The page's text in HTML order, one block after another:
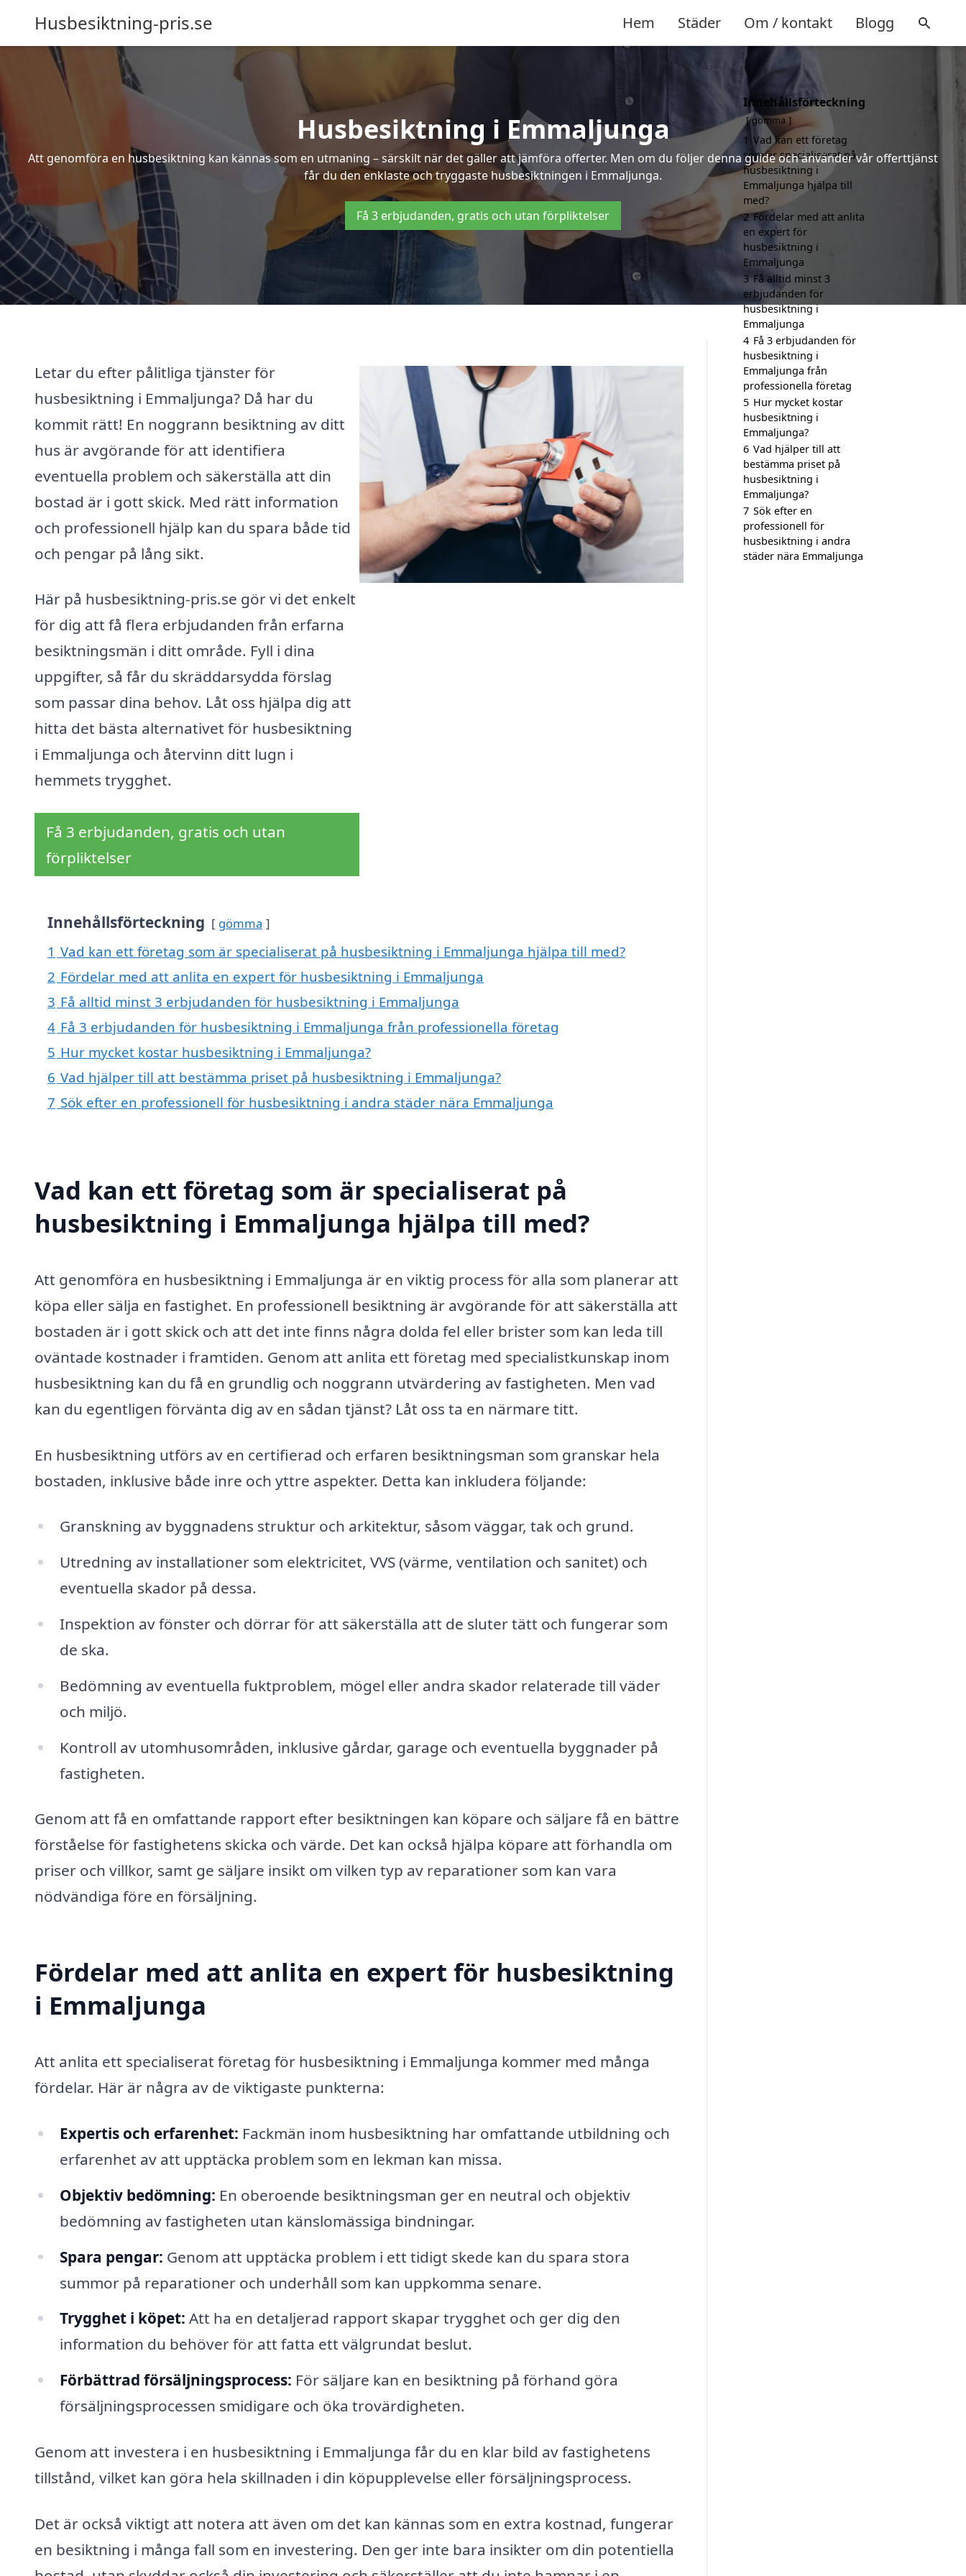
Husbesiktning-pris.se Hem Städer Om / kontakt Blogg
Husbesiktning i Emmaljunga
Att genomföra en husbesiktning kan kännas som en utmaning – särskilt när det gäller att jämföra offerter. Men om du följer denna guide och använder vår offerttjänst
får du den enklaste och tryggaste husbesiktningen i Emmaljunga.
Få 3 erbjudanden, gratis och utan förpliktelser
Letar du efter pålitliga tjänster för
husbesiktning i Emmaljunga? Då har du
kommit rätt! En noggrann besiktning av ditt
hus är avgörande för att identifiera
eventuella problem och säkerställa att din
bostad är i gott skick. Med rätt information
och professionell hjälp kan du spara både tid
och pengar på lång sikt.
Här på husbesiktning-pris.se gör vi det enkelt
för dig att få flera erbjudanden från erfarna
besiktningsmän i ditt område. Fyll i dina
uppgifter, så får du skräddarsydda förslag
som passar dina behov. Låt oss hjälpa dig att
hitta det bästa alternativet för husbesiktning
i Emmaljunga och återvinn ditt lugn i
hemmets trygghet.
Få 3 erbjudanden, gratis och utan
förpliktelser
Innehållsförteckning gömma
1 Vad kan ett företag som är specialiserat på husbesiktning i Emmaljunga hjälpa till med?
2 Fördelar med att anlita en expert för husbesiktning i Emmaljunga
3 Få alltid minst 3 erbjudanden för husbesiktning i Emmaljunga
4 Få 3 erbjudanden för husbesiktning i Emmaljunga från professionella företag
5 Hur mycket kostar husbesiktning i Emmaljunga?
6 Vad hjälper till att bestämma priset på husbesiktning i Emmaljunga?
7 Sök efter en professionell för husbesiktning i andra städer nära Emmaljunga
Vad kan ett företag som är specialiserat på
husbesiktning i Emmaljunga hjälpa till med?
Att genomföra en husbesiktning i Emmaljunga är en viktig process för alla som planerar att
köpa eller sälja en fastighet. En professionell besiktning är avgörande för att säkerställa att
bostaden är i gott skick och att det inte finns några dolda fel eller brister som kan leda till
oväntade kostnader i framtiden. Genom att anlita ett företag med specialistkunskap inom
husbesiktning kan du få en grundlig och noggrann utvärdering av fastigheten. Men vad
kan du egentligen förvänta dig av en sådan tjänst? Låt oss ta en närmare titt.
En husbesiktning utförs av en certifierad och erfaren besiktningsman som granskar hela
bostaden, inklusive både inre och yttre aspekter. Detta kan inkludera följande:
Granskning av byggnadens struktur och arkitektur, såsom väggar, tak och grund.
Utredning av installationer som elektricitet, VVS (värme, ventilation och sanitet) och
eventuella skador på dessa.
Inspektion av fönster och dörrar för att säkerställa att de sluter tätt och fungerar som
de ska.
Bedömning av eventuella fuktproblem, mögel eller andra skador relaterade till väder
och miljö.
Kontroll av utomhusområden, inklusive gårdar, garage och eventuella byggnader på
fastigheten.
Genom att få en omfattande rapport efter besiktningen kan köpare och säljare få en bättre
förståelse för fastighetens skicka och värde. Det kan också hjälpa köpare att förhandla om
priser och villkor, samt ge säljare insikt om vilken typ av reparationer som kan vara
nödvändiga före en försäljning.
Fördelar med att anlita en expert för husbesiktning
i Emmaljunga
Att anlita ett specialiserat företag för husbesiktning i Emmaljunga kommer med många
fördelar. Här är några av de viktigaste punkterna:
Expertis och erfarenhet: Fackmän inom husbesiktning har omfattande utbildning och
erfarenhet av att upptäcka problem som en lekman kan missa.
Objektiv bedömning: En oberoende besiktningsman ger en neutral och objektiv
bedömning av fastigheten utan känslomässiga bindningar.
Spara pengar: Genom att upptäcka problem i ett tidigt skede kan du spara stora
summor på reparationer och underhåll som kan uppkomma senare.
Trygghet i köpet: Att ha en detaljerad rapport skapar trygghet och ger dig den
information du behöver för att fatta ett välgrundat beslut.
Förbättrad försäljningsprocess: För säljare kan en besiktning på förhand göra
försäljningsprocessen smidigare och öka trovärdigheten.
Genom att investera i en husbesiktning i Emmaljunga får du en klar bild av fastighetens
tillstånd, vilket kan göra hela skillnaden i din köpupplevelse eller försäljningsprocess.
Det är också viktigt att notera att även om det kan kännas som en extra kostnad, fungerar
en besiktning i många fall som en investering. Den ger inte bara insikter om din potentiella
Innehållsförteckning
gömma
1 Vad kan ett företag
som är specialiserat på
husbesiktning i
Emmaljunga hjälpa till
med?
2 Fördelar med att anlita
en expert för
husbesiktning i
Emmaljunga
3 Få alltid minst 3
erbjudanden för
husbesiktning i
Emmaljunga
4 Få 3 erbjudanden för
husbesiktning i
Emmaljunga från
professionella företag
5 Hur mycket kostar
husbesiktning i
Emmaljunga?
6 Vad hjälper till att
bestämma priset på
husbesiktning i
Emmaljunga?
7 Sök efter en
professionell för
husbesiktning i andra
städer nära Emmaljunga